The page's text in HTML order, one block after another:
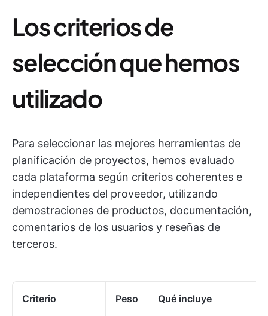
Los criterios de
selección que hemos
utilizado
Para seleccionar las mejores herramientas de
planificación de proyectos, hemos evaluado
cada plataforma según criterios coherentes e
independientes del proveedor, utilizando
demostraciones de productos, documentación,
comentarios de los usuarios y reseñas de
terceros.
Criterio Peso Qué incluye